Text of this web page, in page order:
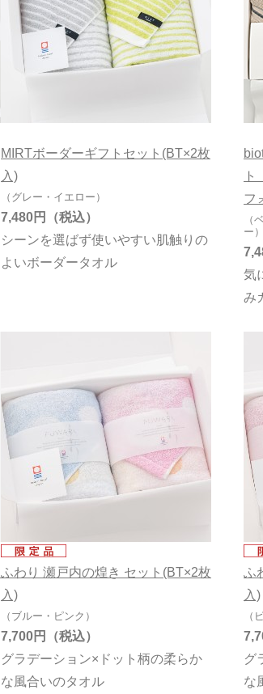
MIRTボーダーギフトセット(BT×2枚
入)
（グレー・イエロー）
シーンを選ばず使いやすい肌触りの
よいボーダータオル
7,480円
フ
（
ー）
気
み
ふわり 瀬戸内の煌き セット(BT×2枚
入)
（ブルー・ピンク）
グラデーション×ドット柄の柔らか
な風合いのタオル
7,700円
ふ
入)
（
グ
な